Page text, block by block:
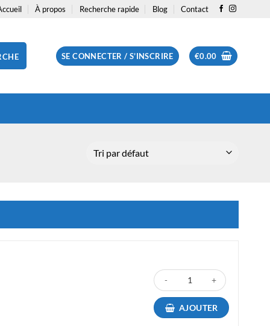
À propos Recherche rapide Blog Contact
SE CONNECTER / S’INSCRIRE €0.00
quantité de Toner HP CF279A
AJOUTER